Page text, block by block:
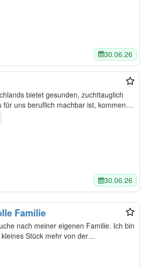
30.06.26
bietet gesunden, zuchttauglich
uns beruflich machbar ist, kommen
30.06.26
Familie
Stück mehr von der…